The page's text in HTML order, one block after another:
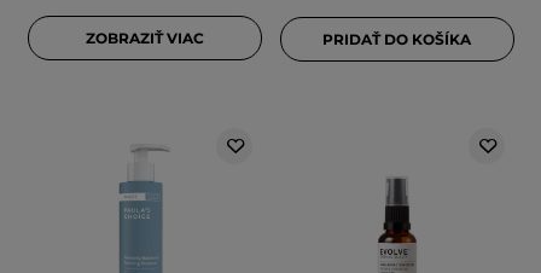
ZOBRAZIŤ VIAC PRIDAŤ DO KOŠÍKA